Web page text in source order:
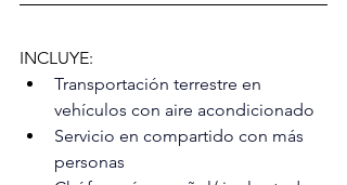
INCLUYE:
Transportación terrestre en
vehículos con aire acondicionado
Servicio en compartido con más
personas